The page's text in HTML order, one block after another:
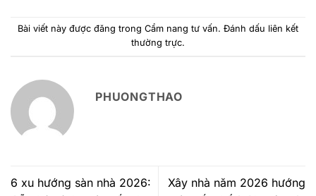
Bài viết này được đăng trong Cẩm nang tư vấn. Đánh dấu liên kết
thường trực.
PHUONGTHAO
6 xu hướng sàn nhà 2026:
Xây nhà năm 2026 hướng